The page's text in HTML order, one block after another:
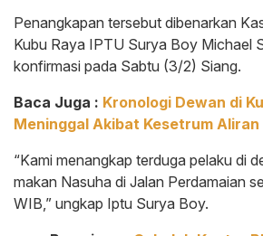
Penangkapan tersebut dibenarkan
Kubu Raya IPTU Surya Boy Michael
konfirmasi pada Sabtu (3/2) Siang.
Baca Juga : Kronologi Dewan di
Meninggal Akibat Kesetrum
“Kami menangkap terduga pelaku di
makan Nasuha di Jalan Perdamaian
WIB,” ungkap Iptu Surya Boy.